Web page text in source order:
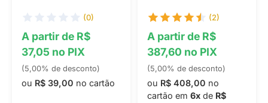
(0)
A partir de R$
37,05 no PIX
(5,00% de desconto)
ou R$ 39,00 no cartão
(2)
A partir de R$
387,60 no PIX
(5,00% de desconto)
ou R$ 408,00 no
cartão em 6x de R$